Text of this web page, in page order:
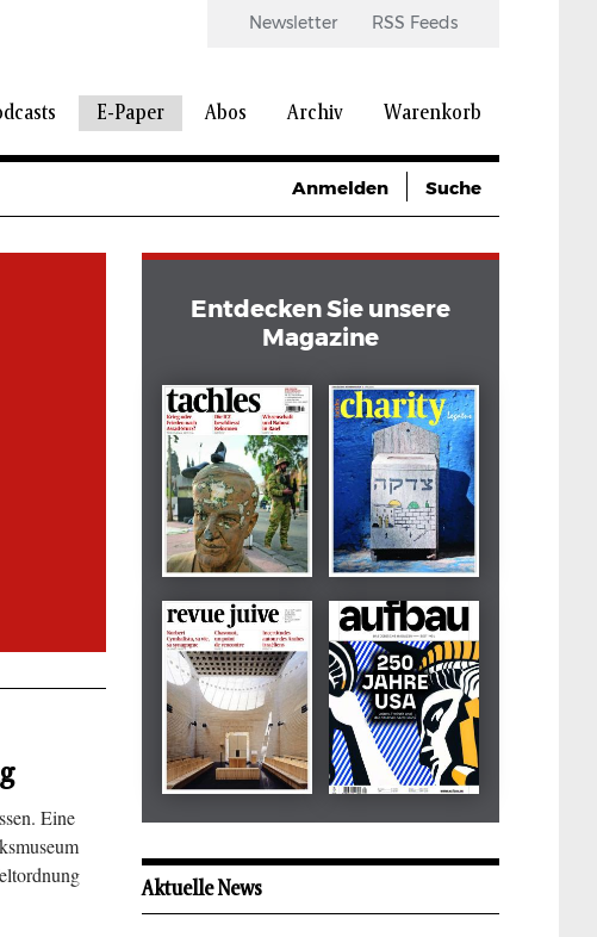
Newsletter RSS Feeds
E-Paper Abos Archiv Warenkorb
Anmelden Suche
Eine
Entdecken Sie unsere
Magazine
Dezember 2024
tachles
März 2026
Beilage
Mai 2026 Mai 2026
Aktuelle News